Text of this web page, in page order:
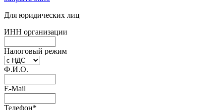
Для юридических лиц
ИНН организации
Налоговый режим
Ф.И.О.
E-Mail
Телефон*